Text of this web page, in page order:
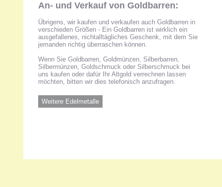
An- und Verkauf von Goldbarren:
Übrigens, wir kaufen und verkaufen auch Goldbarren in
verschieden Größen - Ein Goldbarren ist wirklich ein
ausgefallenes, nichtalltägliches Geschenk, mit dem Sie
jemanden richtig überraschen können.
Wenn Sie Goldbarren, Goldmünzen, Silberbarren,
Silbermünzen, Goldschmuck oder Silberschmuck bei
uns kaufen oder dafür Ihr Altgold verrechnen lassen
möchten, bitten wir dies telefonisch anzufragen.
Weitere Edelmetalle